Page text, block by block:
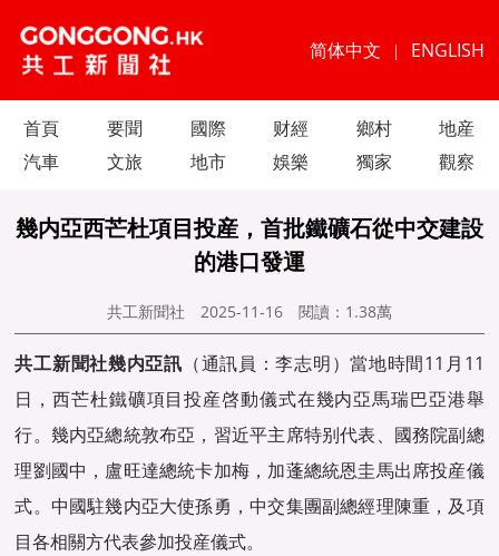
简体中文 | ENGLISH
首頁 要聞 國際 财經 鄉村
地産
汽車
文旅 地市 娛樂 獨家 觀察
幾内亞西芒杜項目投産，首批鐵礦石從中交建設
的港口發運
共工新聞社 2025-11-16 閱讀： 1.38萬
共工新聞社幾内亞訊 （通訊員：李志明）當地時間11月11
日，西芒杜鐵礦項目投産啓動儀式在幾内亞馬瑞巴亞港舉
行。幾内亞總統敦布亞，習近平主席特别代表、國務院副總
理劉國中，盧旺達總統卡加梅，加蓬總統恩圭馬出席投産儀
式。中國駐幾内亞大使孫勇，中交集團副總經理陳重，及項
目各相關方代表參加投産儀式。